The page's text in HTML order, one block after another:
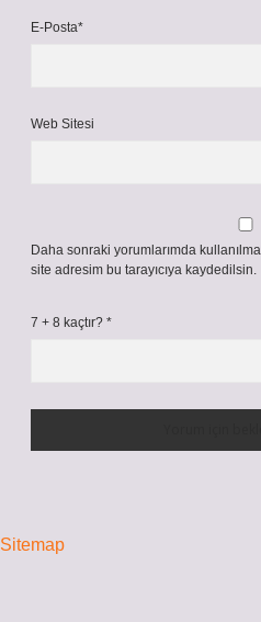
E-Posta*
Web Sitesi
Daha sonraki yorumlarımda
site adresim bu tarayıcıya kaydedilsin.
7 + 8 kaçtır? *
Sitemap